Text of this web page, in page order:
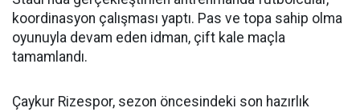
koordinasyon çalışması yaptı. Pas ve topa sahip olma
oyunuyla devam eden idman, çift kale maçla
tamamlandı.
Çaykur Rizespor, sezon öncesindeki son hazırlık